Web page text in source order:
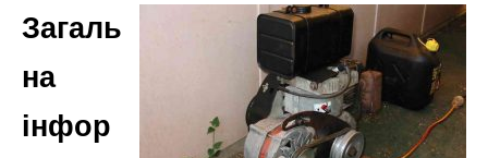
Загаль
на
інфор